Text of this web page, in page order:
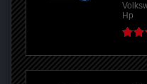
Hp